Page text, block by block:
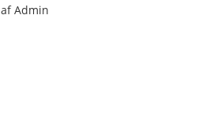
afAdmin